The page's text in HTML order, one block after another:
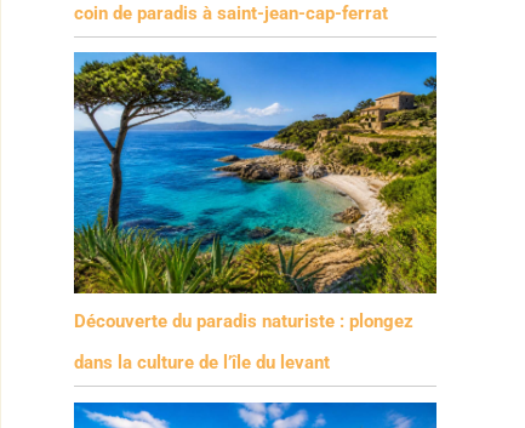
coin de paradis à saint-jean-cap-ferrat
Découverte du paradis naturiste : plongez
dans la culture de l’île du levant